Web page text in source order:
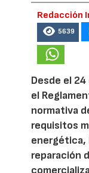
Redacción
5639
Desde el
el
normativa
requisitos
reparación